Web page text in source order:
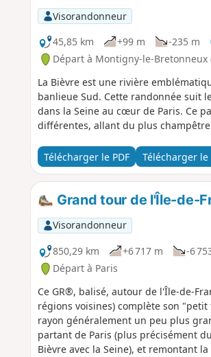
Visorandonneur
45,85 km
+99 m -235 m
Départ à Montigny-le-Bretonneux
La Bièvre est une rivière
banlieue Sud. Cette randonnée suit
dans la Seine au cœur de Paris. Ce
différentes, allant du plus
Télécharger le PDF Télécharger le
Grand tour de l'Île-de-
Visorandonneur
850,29 km
+6 717 m -6
Départ à Paris
Ce GR®, balisé, autour de l'Île-de-
régions voisines) complète son
rayon généralement un peu plus
partant de Paris (plus précisément
Bièvre avec la Seine), et remontant